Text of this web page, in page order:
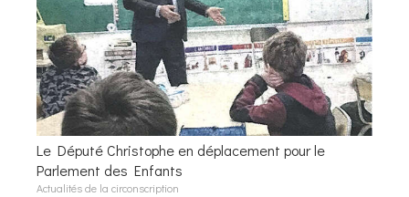
Le Député Christophe en déplacement pour le
Parlement des Enfants
Actualités de la circonscription